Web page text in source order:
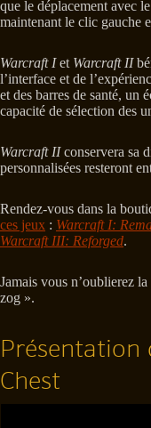
que le déplacement avec
maintenant le clic gauche
Warcraft Iet Warcraft II
l’interface et de
et des barres de santé, un
capacité de sélection des
Warcraft IIconservera sa
personnalisées resteront
Rendez-vous dans la
ces jeux : Warcraft I:
Warcraft III: Reforged.
Jamais vous n’oublierez
zog ».
Présentation
Chest